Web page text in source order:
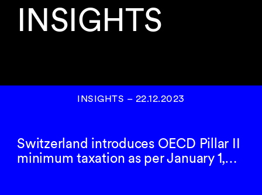
INSIGHTS
INSIGHTS – 22.12.2023
Switzerland introduces OECD Pillar II
minimum taxation as per January 1,…